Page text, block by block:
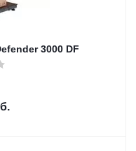
3000 DF